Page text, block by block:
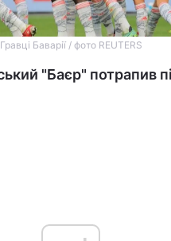
Гравці Баварії / фото REUTERS
"Баєр" потрапив